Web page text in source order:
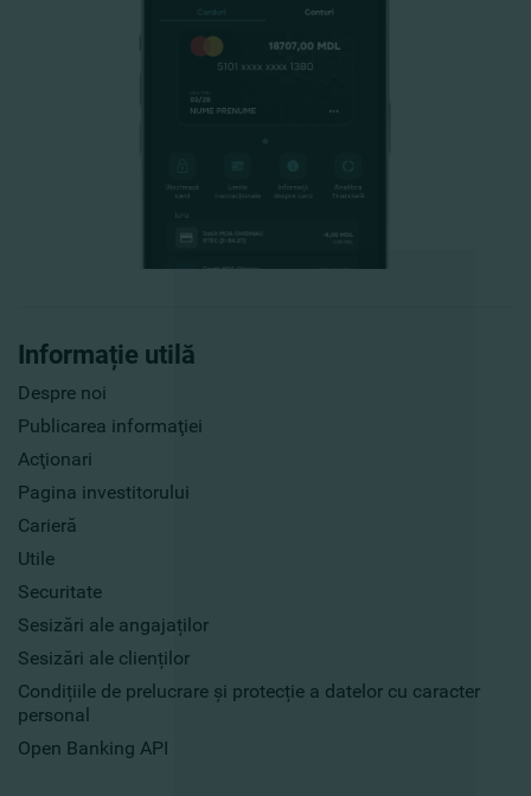
Informație utilă
Despre noi
Publicarea informaţiei
Acţionari
Pagina investitorului
Carieră
Utile
Securitate
Sesizări ale angajaților
Sesizări ale clienților
Condițiile de prelucrare și protecție a datelor cu caracter
personal
Open Banking API